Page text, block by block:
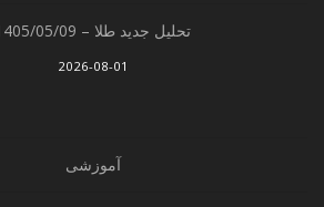
تحلیل جدید طلا – 1405/05/09
2026-08-01
آموزشی